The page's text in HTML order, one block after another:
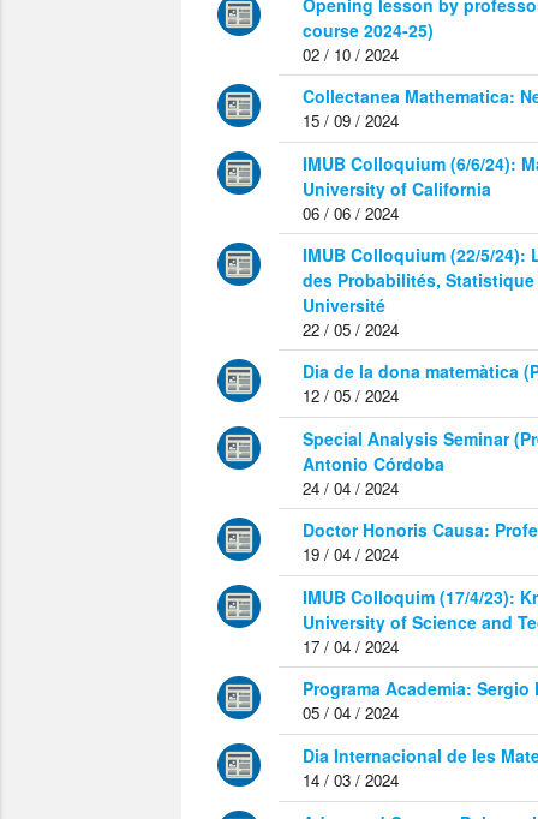
course 2024-25)
02 / 10 / 2024
Collectanea Mathematica:
15 / 09 / 2024
IMUB Colloquium (6/6/24):
University of California
06 / 06 / 2024
IMUB Colloquium (22/5/
des Probabilités,
Université
22 / 05 / 2024
Dia de la dona matemàtica
12 / 05 / 2024
Special Analysis Seminar
Antonio Córdoba
24 / 04 / 2024
Doctor Honoris Causa:
19 / 04 / 2024
IMUB Colloquim (17/4/23):
University of Science and
17 / 04 / 2024
Programa Academia:
05 / 04 / 2024
Dia Internacional de les
14 / 03 / 2024